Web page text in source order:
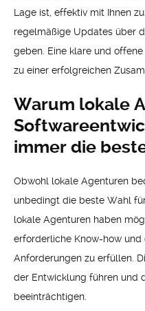
Lage ist, effektiv mit Ihnen
regelmäßige Updates über
geben. Eine klare und
zu einer erfolgreichen
Warum lokale
immer die
Obwohl lokale Agenturen
unbedingt die beste Wahl
lokale Agenturen haben
erforderliche Know-how und
Anforderungen zu erfüllen.
der Entwicklung führen und
beeinträchtigen.